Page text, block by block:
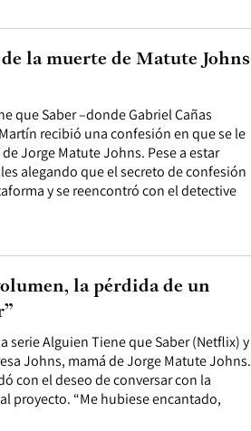
que Saber –donde Gabriel Cañas
recibió una confesión en que se le
Jorge Matute Johns. Pese a estar
alegando que el secreto de confesión
y se reencontró con el detective
la muerte de Matute Johns
serie Alguien Tiene que Saber (Netflix) y
Johns, mamá de Jorge Matute Johns.
con el deseo de conversar con la
proyecto. “Me hubiese encantado,
la pérdida de un